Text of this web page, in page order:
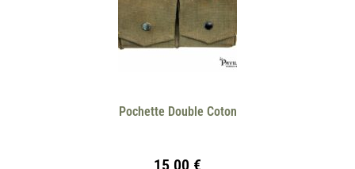
Pochette Double Coton
15,00 €